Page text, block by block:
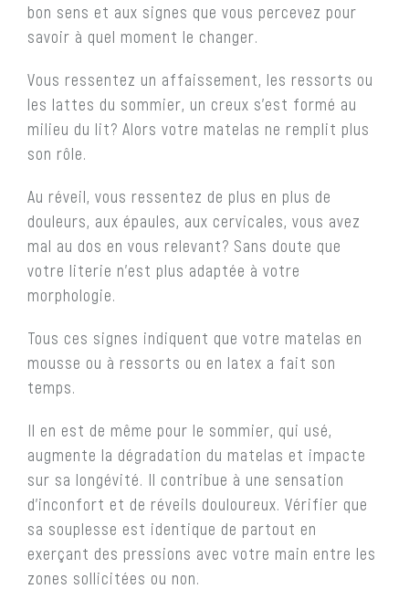
bon sens et aux signes que vous percevez pour
savoir à quel moment le changer.
Vous ressentez un affaissement, les ressorts ou
les lattes du sommier, un creux s’est formé au
milieu du lit? Alors votre matelas ne remplit plus
son rôle.
Au réveil, vous ressentez de plus en plus de
douleurs, aux épaules, aux cervicales, vous avez
mal au dos en vous relevant? Sans doute que
votre literie n’est plus adaptée à votre
morphologie.
Tous ces signes indiquent que votre matelas en
mousse ou à ressorts ou en latex a fait son
temps.
Il en est de même pour le sommier, qui usé,
augmente la dégradation du matelas et impacte
sur sa longévité. Il contribue à une sensation
d’inconfort et de réveils douloureux. Vérifier que
sa souplesse est identique de partout en
exerçant des pressions avec votre main entre les
zones sollicitées ou non.